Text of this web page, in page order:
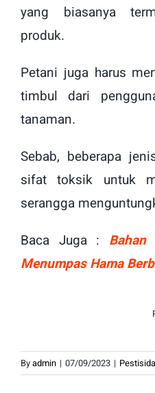
yang biasanya
produk.
Petani juga harus
timbul dari
tanaman.
Sebab, beberapa
sifat toksik untuk
serangga
Baca Juga :
Menumpas Hama
Byadmin | 07/09/2023 | Pestisida